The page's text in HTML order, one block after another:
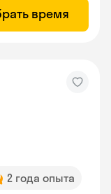
время
2 года опыта